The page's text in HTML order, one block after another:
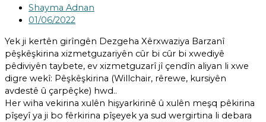
Shayma Adnan
01/06/2022
Yek ji kertên girîngên Dezgeha Xêrxwaziya Barzanî
pêşkêşkirina xizmetguzariyên cûr bi cûr bi xwediyê
pêdiviyên taybete, ev xizmetguzarî jî çendîn aliyan li xwe
digre wekî: Pêşkêşkirina (Willchair, rêrewe, kursiyên
avdestê û çarpêçke) hwd..
Her wiha vekirina xulên hişyarkirinê û xulên meşq pêkirina
pîşeyî ya ji bo fêrkirina pîşeyek ya sud wergirtina li debara